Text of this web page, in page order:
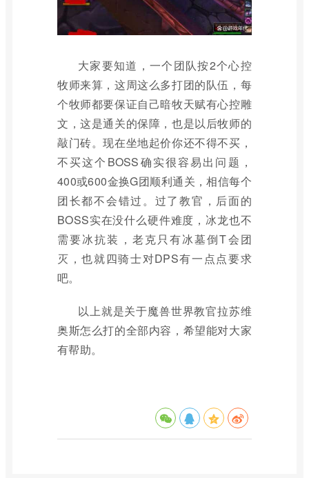
大家要知道，一个团队按2个心控
牧师来算，这周这么多打团的队伍，每
个牧师都要保证自己暗牧天赋有心控雕
文，这是通关的保障，也是以后牧师的
敲门砖。现在坐地起价你还不得不买，
不买这个BOSS确实很容易出问题，
400或600金换G团顺利通关，相信每个
团长都不会错过。过了教官，后面的
BOSS实在没什么硬件难度，冰龙也不
需要冰抗装，老克只有冰墓倒T会团
灭，也就四骑士对DPS有一点点要求
吧。
以上就是关于魔兽世界教官拉苏维
奥斯怎么打的全部内容，希望能对大家
有帮助。